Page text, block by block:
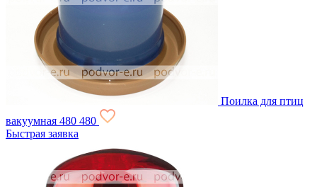
Поилка для птиц
вакуумная 480 480
Быстрая заявка